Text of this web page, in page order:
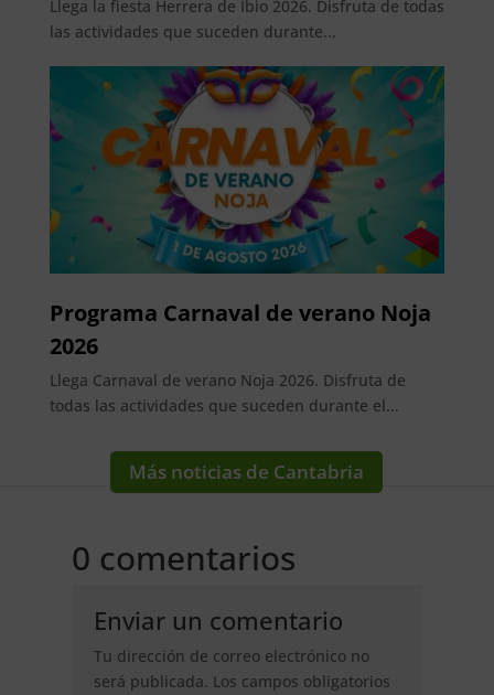
Llega la fiesta Herrera de Ibio 2026. Disfruta de todas
las actividades que suceden durante...
Programa Carnaval de verano Noja
2026
Llega Carnaval de verano Noja 2026. Disfruta de
todas las actividades que suceden durante el...
Más noticias de Cantabria
0 comentarios
Enviar un comentario
Tu dirección de correo electrónico no
será publicada. Los campos obligatorios